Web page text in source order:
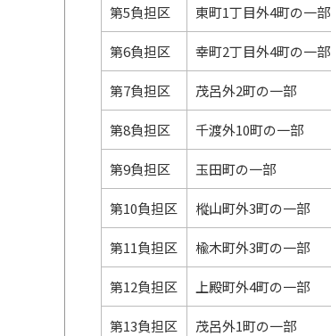
第5負担区 東町1丁目外4町の一部
第6負担区 幸町2丁目外4町の一部
第7負担区 茂呂外2町の一部
第8負担区 千渡外10町の一部
第9負担区 玉田町の一部
第10負担区 樅山町外3町の一部
第11負担区 楡木町外3町の一部
第12負担区 上殿町外4町の一部
第13負担区 茂呂外1町の一部